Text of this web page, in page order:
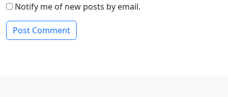
Notify me of new posts by email.